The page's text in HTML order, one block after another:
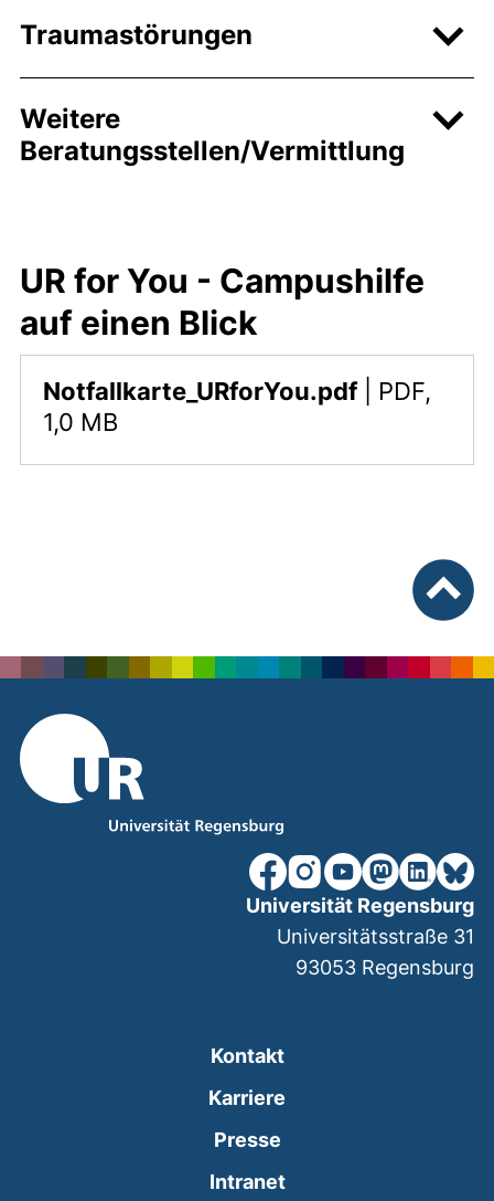
Traumastörungen
Weitere
Beratungsstellen/Vermittlung
UR for You - Campushilfe
auf einen Blick
Notfallkarte_URforYou.pdf
PDF,
1,0 MB
Diese Datei steht zum Download bereit. Der
nach
unsere Facebook-Seite
unsere Instagram-
unsere YouTube-
unsereunsere
Kontakt
Karriere
Presse
Intranet(externer Link, öffnet
Universität Regensburg
Universitätsstraße 31
93053 Regensburg